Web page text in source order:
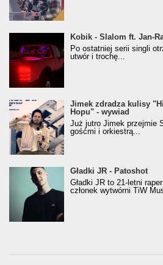
Kobik - Slalom ft. Jan-
[Official Music Visualiser]
Kobik - Slalom ft. Jan-
Po ostatniej serii singli
utwór i trochę...
Jimek zdradza kulisy
Hopu" - wywiad
Jimek zdradza kulisy
Hopu" - wywiad
Już jutro Jimek przejmie
gośćmi i orkiestrą...
Gładki JR - Patoshot
Gładki JR - Patoshot
Gładki JR to 21-letni
członek wytwórni TiW